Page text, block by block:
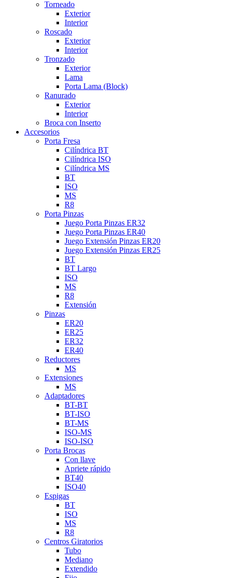
Torneado
Exterior
Interior
Roscado
Exterior
Interior
Tronzado
Exterior
Lama
Porta Lama (Block)
Ranurado
Exterior
Interior
Broca con Inserto
Accesorios
Porta Fresa
Cilíndrica BT
Cilíndrica ISO
Cilíndrica MS
BT
ISO
MS
R8
Porta Pinzas
Juego Porta Pinzas ER32
Juego Porta Pinzas ER40
Juego Extensión Pinzas ER20
Juego Extensión Pinzas ER25
BT
BT Largo
ISO
MS
R8
Extensión
Pinzas
ER20
ER25
ER32
ER40
Reductores
MS
Extensiones
MS
Adaptadores
BT-BT
BT-ISO
BT-MS
ISO-MS
ISO-ISO
Porta Brocas
Con llave
Apriete rápido
BT40
ISO40
Espigas
BT
ISO
MS
R8
Centros Giratorios
Tubo
Mediano
Extendido